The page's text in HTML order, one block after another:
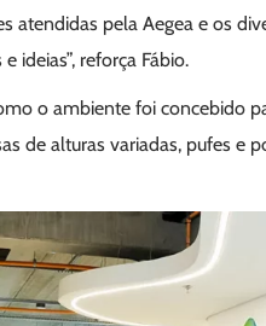
atendidas pela Aegea e os
ideias”, reforça Fábio.
o ambiente foi concebido
de alturas variadas, pufes e